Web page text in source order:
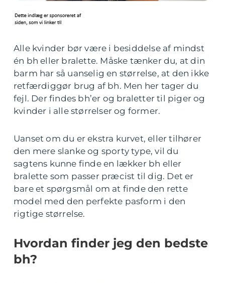
Alle kvinder bør være i besiddelse af mindst
én bh eller bralette. Måske tænker du, at din
barm har så uanselig en størrelse, at den ikke
retfærdiggør brug af bh. Men her tager du
fejl. Der findes bh’er og braletter til piger og
kvinder i alle størrelser og former.
Uanset om du er ekstra kurvet, eller tilhører
den mere slanke og sporty type, vil du
sagtens kunne finde en lækker bh eller
bralette som passer præcist til dig. Det er
bare et spørgsmål om at finde den rette
model med den perfekte pasform i den
rigtige størrelse.
Hvordan finder jeg den bedste
bh?